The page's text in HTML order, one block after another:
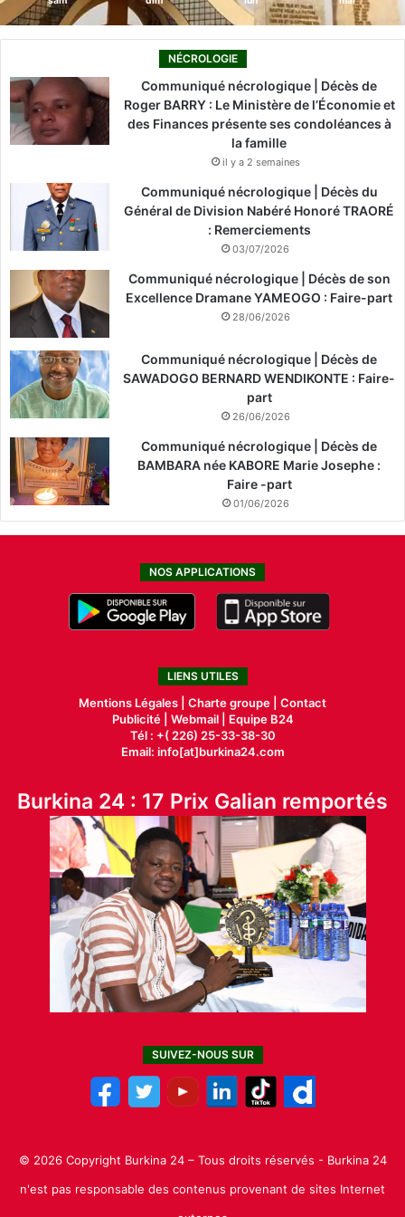
NÉCROLOGIE
Communiqué nécrologique | Décès de
Roger BARRY : Le Ministère de l’Économie et
des Finances présente ses condoléances à
la famille
il y a 2 semaines
Communiqué nécrologique | Décès du
Général de Division Nabéré Honoré TRAORÉ
: Remerciements
03/07/2026
Communiqué nécrologique | Décès de son
Excellence Dramane YAMEOGO : Faire-part
28/06/2026
Communiqué nécrologique | Décès de
SAWADOGO BERNARD WENDIKONTE : Faire-
part
26/06/2026
Communiqué nécrologique | Décès de
BAMBARA née KABORE Marie Josephe :
Faire -part
01/06/2026
NOS APPLICATIONS
LIENS UTILES
Mentions Légales | Charte groupe | Contact
Publicité| Webmail |
Equipe B24
Tél : +( 226) 25-33-38-30
Email: info[at]burkina24.com
Burkina 24 : 17 Prix Galian remportés
SUIVEZ-NOUS SUR
© 2026 Copyright Burkina 24 – Tous droits réservés - Burkina 24
n'est pas responsable des contenus provenant de sites Internet